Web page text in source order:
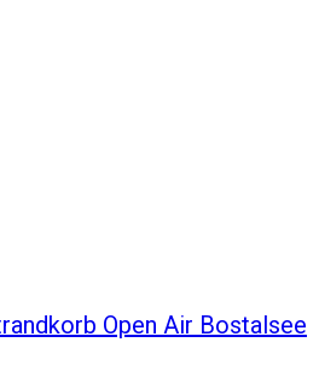
Open Air Bostalsee